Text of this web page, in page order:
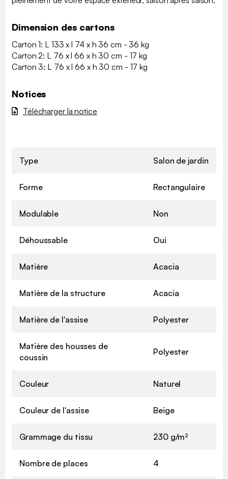
Dimension des cartons
Carton 1: L 133 x l 74 x h 36 cm - 36 kg
Carton 2: L 76 x l 66 x h 30 cm - 17 kg
Carton 3: L 76 x l 66 x h 30 cm - 17 kg
Notices
Télécharger la notice
Type Salon de jardin
Forme Rectangulaire
Modulable Non
Déhoussable Oui
Matière Acacia
Matière de la structure Acacia
Matière de l'assise Polyester
Matière des housses de
coussin
Polyester
Couleur Naturel
Couleur de l'assise Beige
Grammage du tissu 230 g/m²
Nombre de places 4